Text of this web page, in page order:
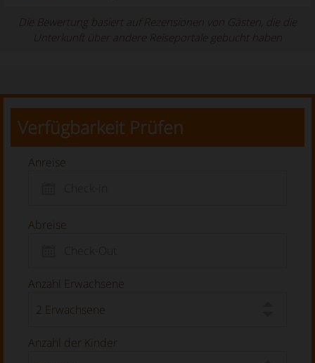
Die Bewertung basiert auf Rezensionen von Gästen, die die
Unterkunft über andere Reiseportale gebucht haben
Verfügbarkeit Prüfen
Anreise
Abreise
Anzahl Erwachsene
Anzahl der Kinder